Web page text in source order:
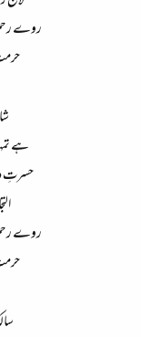
روے
ہے
حسرتِ
روے